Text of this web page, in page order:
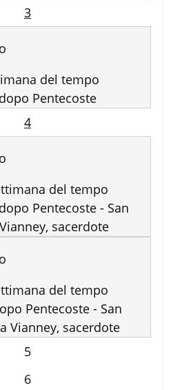
3
del tempo
Pentecoste
4
del tempo
Pentecoste - San
sacerdote
del tempo
Pentecoste - San
Vianney, sacerdote
5
6